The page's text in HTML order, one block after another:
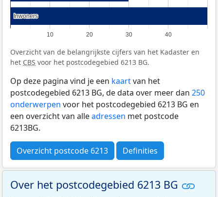
10 20 30 40
Inwoners
Inwoners
Overzicht van de belangrijkste cijfers van het Kadaster en
het CBS voor het postcodegebied 6213 BG.
Op deze pagina vind je een kaartvan het
postcodegebied 6213 BG, de data over meer dan 250
onderwerpen voor het postcodegebied 6213 BG en
een overzicht van alleadressen met postcode
6213BG.
Overzicht postcode 6213 Definities
Over het postcodegebied 6213 BG